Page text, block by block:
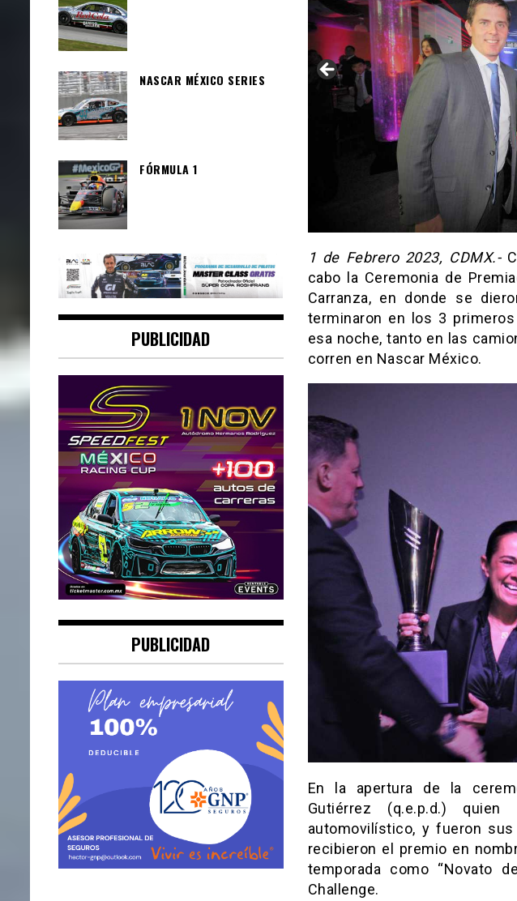
1 de Febrero 2023, CDMX.-
cabo la Ceremonia de
Carranza, en donde se
terminaron en los 3
esa noche, tanto en las
corren en Nascar México.
En la apertura de la
Gutiérrez (q.e.p.d.)
automovilístico, y fueron
recibieron el premio en
temporada como “Novato
Challenge.
NASCAR MÉXICO SERIES
FÓRMULA 1
PUBLICIDAD
PUBLICIDAD